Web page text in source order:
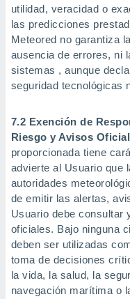
utilidad, veracidad o
las predicciones
Meteored no garantiza
ausencia de errores, ni
sistemas , aunque
seguridad tecnológicas
7.2 Exención de
Riesgo y Avisos
proporcionada tiene
advierte al Usuario que
autoridades
de emitir las alertas,
Usuario debe consultar
oficiales. Bajo ninguna
deben ser utilizadas
toma de decisiones
la vida, la salud, la
navegación marítima o